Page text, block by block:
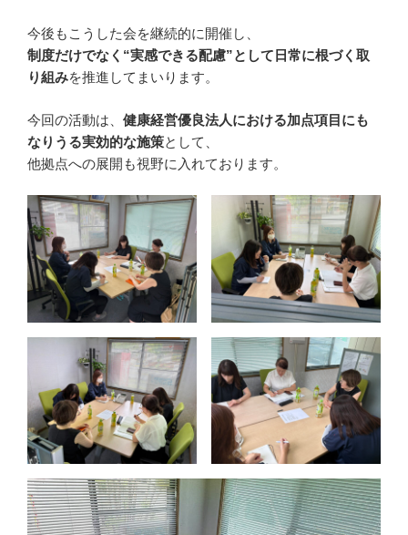
今後もこうした会を継続的に開催し、
制度だけでなく“実感できる配慮”として日常に根づく取
り組みを推進してまいります。
今回の活動は、 健康経営優良法人における加点項目にも
なりうる実効的な施策として、
他拠点への展開も視野に入れております。